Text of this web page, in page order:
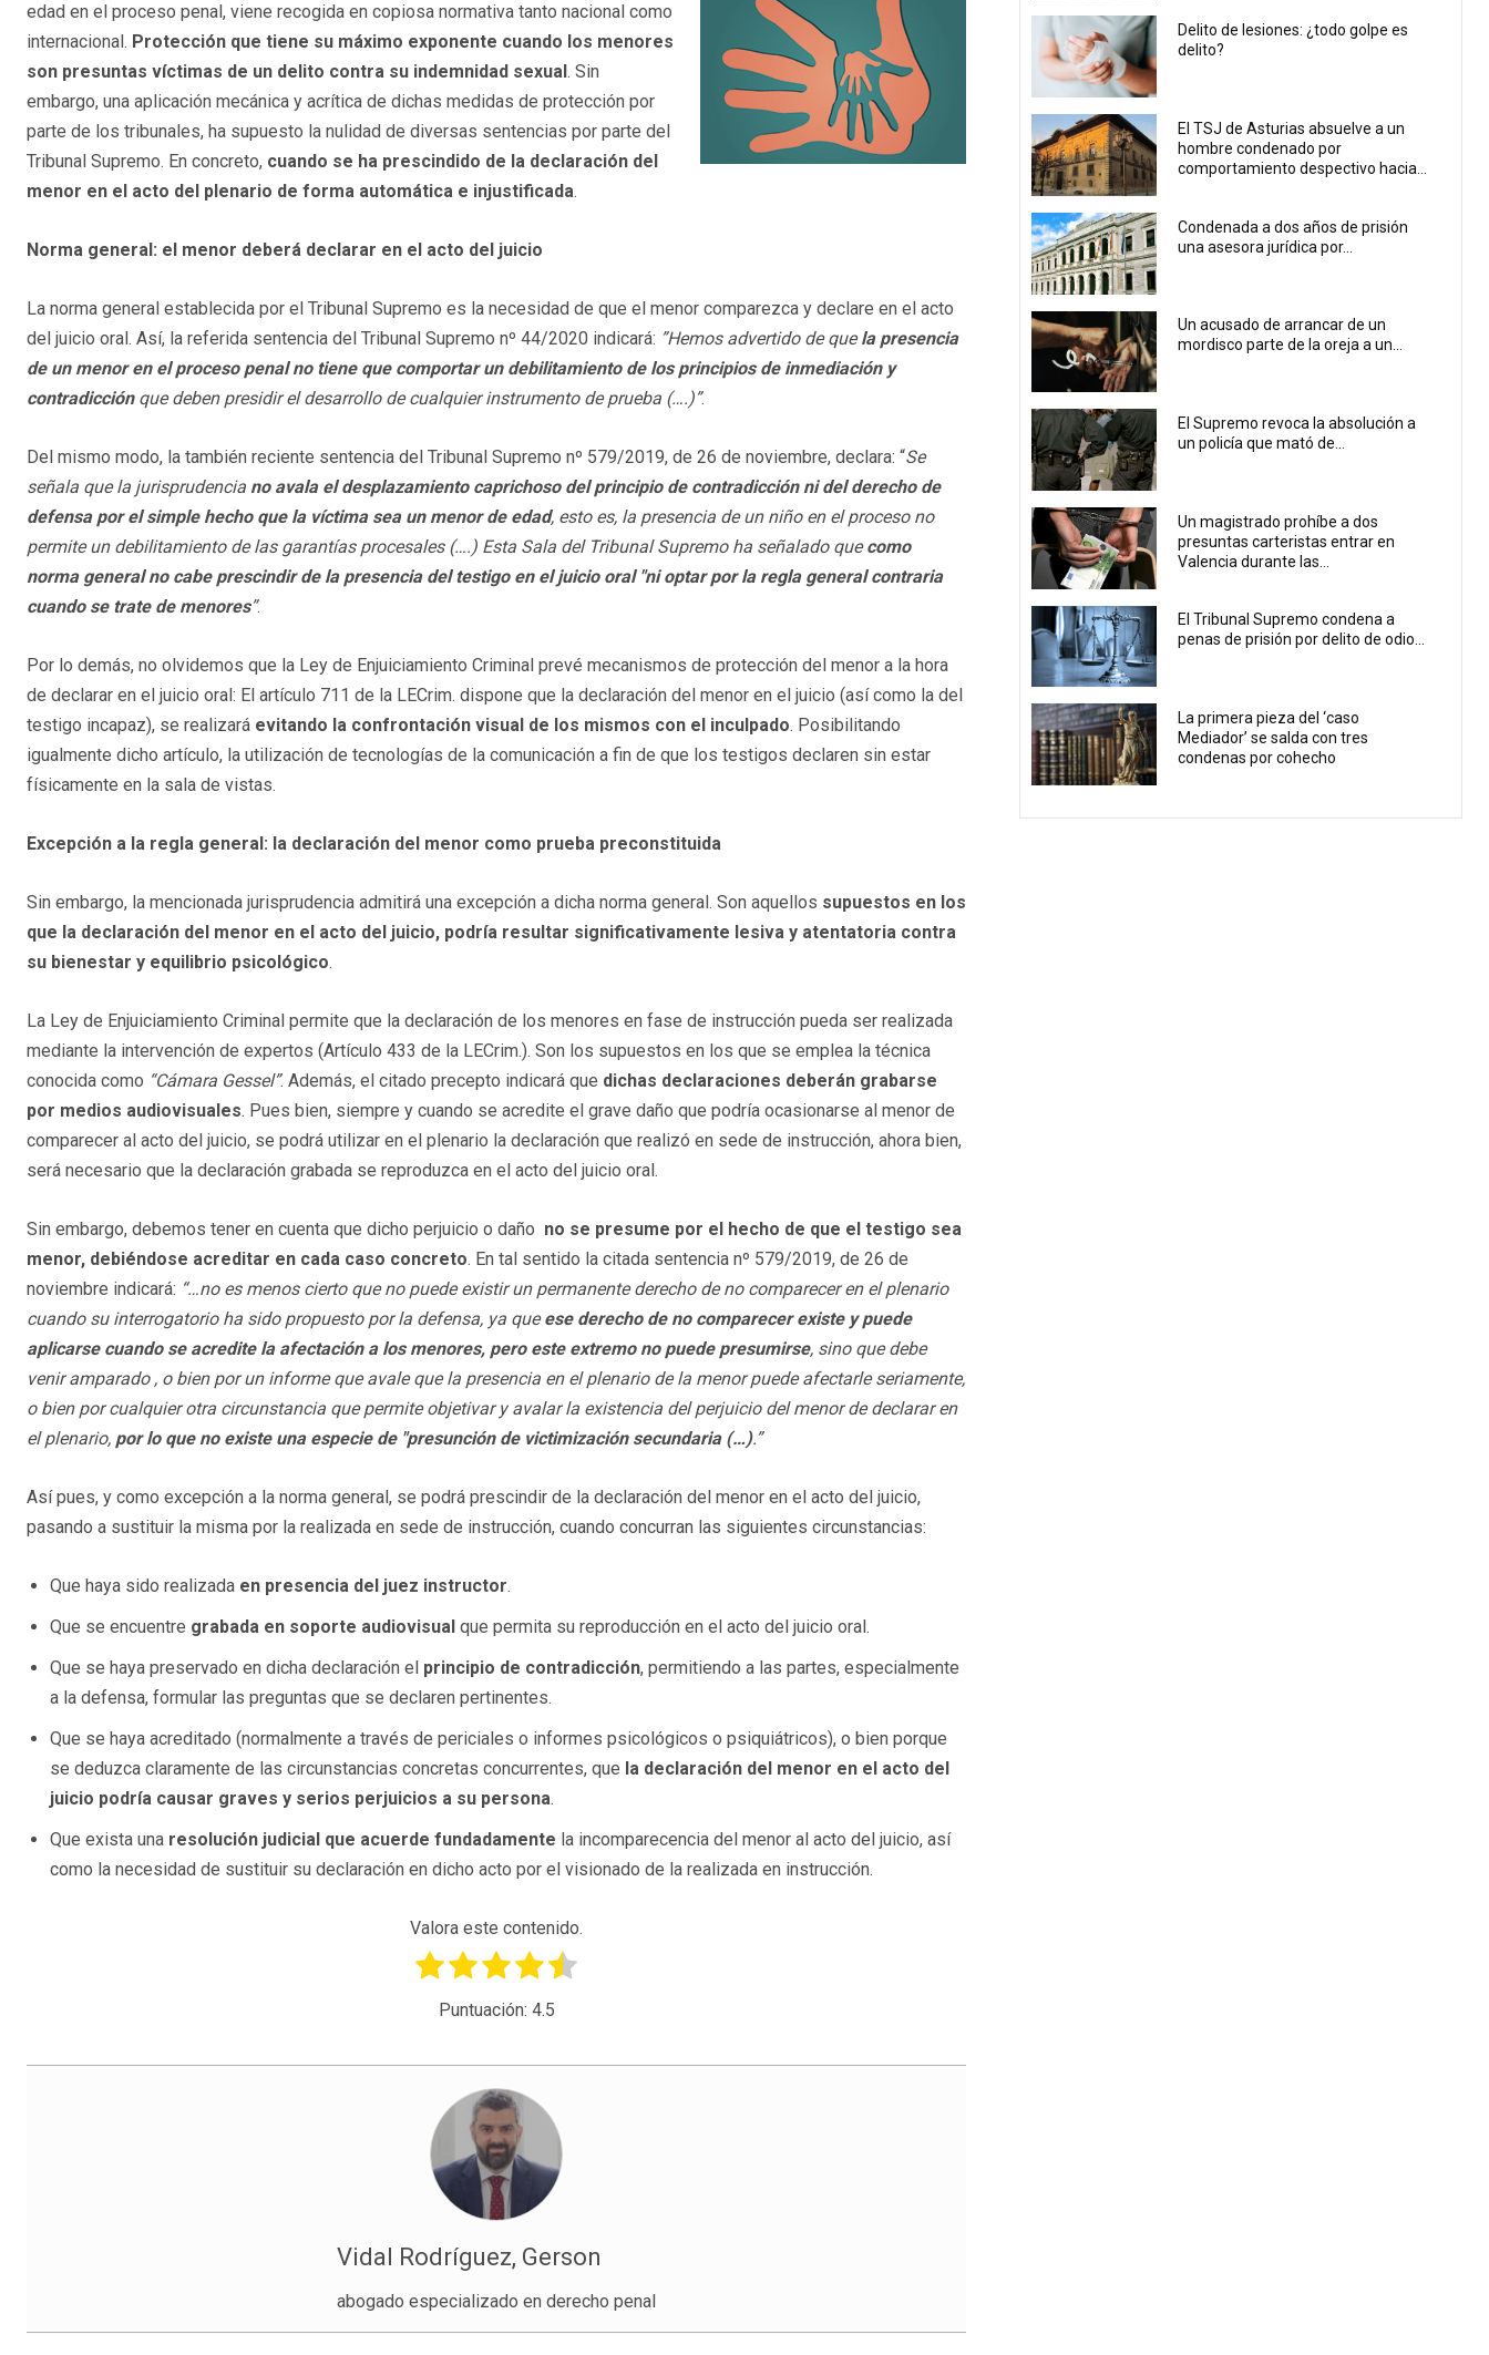
edad en el proceso penal, viene recogida en copiosa normativa tanto nacional como
internacional. Protección que tiene su máximo exponente cuando los menores
son presuntas víctimas de un delito contra su indemnidad sexual . Sin
embargo, una aplicación mecánica y acrítica de dichas medidas de protección por
parte de los tribunales, ha supuesto la nulidad de diversas sentencias por parte del
Tribunal Supremo. En concreto, cuando se ha prescindido de la declaración del
menor en el acto del plenario de forma automática e injustificada.
Norma general: el menor deberá declarar en el acto del juicio
La norma general establecida por el Tribunal Supremo es la necesidad de que el menor comparezca y declare en el acto
del juicio oral. Así, la referida sentencia del Tribunal Supremo nº 44/2020 indicará: ”Hemos advertido de quela presencia
de un menor en el proceso penal no tiene que comportar un debilitamiento de los principios de inmediación y
contradicciónque deben presidir el desarrollo de cualquier instrumento de prueba (….)”.
Del mismo modo, la también reciente sentencia del Tribunal Supremo nº 579/2019, de 26 de noviembre, declara: “Se
señala que la jurisprudencia no avala el desplazamiento caprichoso del principio de contradicción ni del derecho de
defensa por el simple hecho que la víctima sea un menor de edad, esto es, la presencia de un niño en el proceso no
permite un debilitamiento de las garantías procesales (….) Esta Sala del Tribunal Supremo ha señalado quecomo
norma general no cabe prescindir de la presencia del testigo en el juicio oral "ni optar por la regla general contraria
cuando se trate de menores”.
Por lo demás, no olvidemos que la Ley de Enjuiciamiento Criminal prevé mecanismos de protección del menor a la hora
de declarar en el juicio oral: El artículo 711 de la LECrim. dispone que la declaración del menor en el juicio (así como la del
testigo incapaz), se realizará evitando la confrontación visual de los mismos con el inculpado. Posibilitando
igualmente dicho artículo, la utilización de tecnologías de la comunicación a fin de que los testigos declaren sin estar
físicamente en la sala de vistas.
Excepción a la regla general: la declaración del menor como prueba preconstituida
Sin embargo, la mencionada jurisprudencia admitirá una excepción a dicha norma general. Son aquellos supuestos en los
que la declaración del menor en el acto del juicio, podría resultar significativamente lesiva y atentatoria contra
su bienestar y equilibrio psicológico.
La Ley de Enjuiciamiento Criminal permite que la declaración de los menores en fase de instrucción pueda ser realizada
mediante la intervención de expertos (Artículo 433 de la LECrim.). Son los supuestos en los que se emplea la técnica
conocida como “Cámara Gessel”. Además, el citado precepto indicará que dichas declaraciones deberán grabarse
por medios audiovisuales. Pues bien, siempre y cuando se acredite el grave daño que podría ocasionarse al menor de
comparecer al acto del juicio, se podrá utilizar en el plenario la declaración que realizó en sede de instrucción, ahora bien,
será necesario que la declaración grabada se reproduzca en el acto del juicio oral.
Sin embargo, debemos tener en cuenta que dicho perjuicio o daño no se presume por el hecho de que el testigo sea
menor, debiéndose acreditar en cada caso concreto. En tal sentido la citada sentencia nº 579/2019, de 26 de
noviembre indicará: “…no es menos cierto que no puede existir un permanente derecho de no comparecer en el plenario
cuando su interrogatorio ha sido propuesto por la defensa, ya queese derecho de no comparecer existe y puede
aplicarse cuando se acredite la afectación a los menores, pero este extremo no puede presumirse, sino que debe
venir amparado , o bien por un informe que avale que la presencia en el plenario de la menor puede afectarle seriamente,
o bien por cualquier otra circunstancia que permite objetivar y avalar la existencia del perjuicio del menor de declarar en
el plenario, por lo que no existe una especie de "presunción de victimización secundaria (…).”
Así pues, y como excepción a la norma general, se podrá prescindir de la declaración del menor en el acto del juicio,
pasando a sustituir la misma por la realizada en sede de instrucción, cuando concurran las siguientes circunstancias:
Que haya sido realizada en presencia del juez instructor.
Que se encuentre grabada en soporte audiovisual que permita su reproducción en el acto del juicio oral.
Que se haya preservado en dicha declaración el principio de contradicción, permitiendo a las partes, especialmente
a la defensa, formular las preguntas que se declaren pertinentes.
Que se haya acreditado (normalmente a través de periciales o informes psicológicos o psiquiátricos), o bien porque
se deduzca claramente de las circunstancias concretas concurrentes, que la declaración del menor en el acto del
juicio podría causar graves y serios perjuicios a su persona.
Que exista una resolución judicial que acuerde fundadamente la incomparecencia del menor al acto del juicio, así
como la necesidad de sustituir su declaración en dicho acto por el visionado de la realizada en instrucción.
Valora este contenido.
Puntuación: 4.5
Vidal Rodríguez, Gerson
abogado especializado en derecho penal
Delito de lesiones: ¿todo golpe es
delito?
El TSJ de Asturias absuelve a un
hombre condenado por
comportamiento despectivo hacia...
Condenada a dos años de prisión
una asesora jurídica por...
Un acusado de arrancar de un
mordisco parte de la oreja a un...
El Supremo revoca la absolución a
un policía que mató de...
Un magistrado prohíbe a dos
presuntas carteristas entrar en
Valencia durante las...
El Tribunal Supremo condena a
penas de prisión por delito de odio...
La primera pieza del ‘caso
Mediador’ se salda con tres
condenas por cohecho